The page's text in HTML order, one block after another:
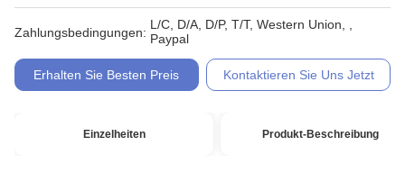
Zahlungsbedingungen:
L/C, D/A, D/P, T/T, Western Union, ,
Paypal
Erhalten Sie Besten Preis Kontaktieren Sie Uns Jetzt
Einzelheiten Produkt-Beschreibung